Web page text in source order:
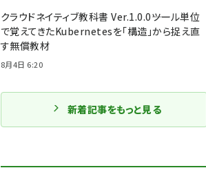
クラウドネイティブ教科書 Ver.1.0.0――ツール単位
で覚えてきたKubernetesを「構造」から捉え直
す無償教材
8月4日 6:20
新着記事をもっと見る